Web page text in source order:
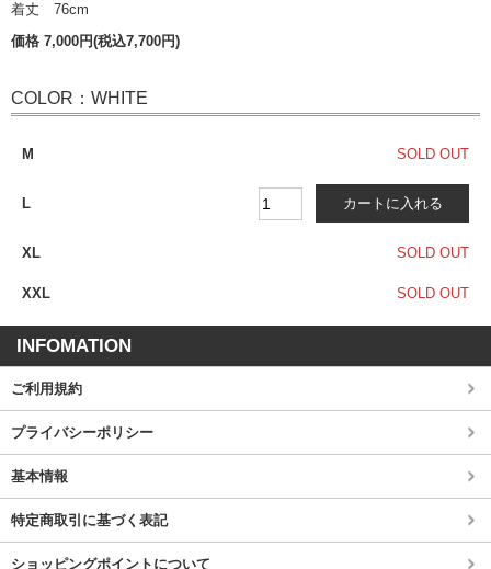
着丈 76cm
価格 7,000円(税込7,700円)
COLOR：WHITE
M SOLD OUT
L
XL SOLD OUT
XXL SOLD OUT
INFOMATION
ご利用規約
プライバシーポリシー
基本情報
特定商取引に基づく表記
ショッピングポイントについて